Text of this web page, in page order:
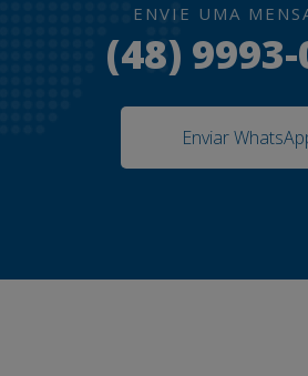
ENVIE UMA
(48)
Enviar